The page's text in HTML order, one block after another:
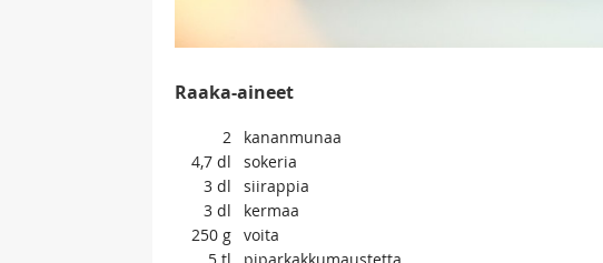
Raaka-aineet
2
kananmunaa
4,7 dl
sokeria
3 dl
siirappia
3 dl
kermaa
250 g voita